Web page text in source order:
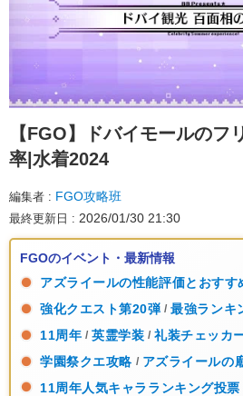
【FGO】
ドバイモールのフ
率|水着2024
編集者 FGO攻略班
最終更新日 2026/01/30 21:30
FGOのイベント・最新情報
アズライールの性能評価とおすす
強化クエスト第20弾 / 最強ランキ
11周年 / 英霊学装 / 礼装チェッカ
学園祭クエ攻略 / アズライールの
11周年人気キャラランキング投票